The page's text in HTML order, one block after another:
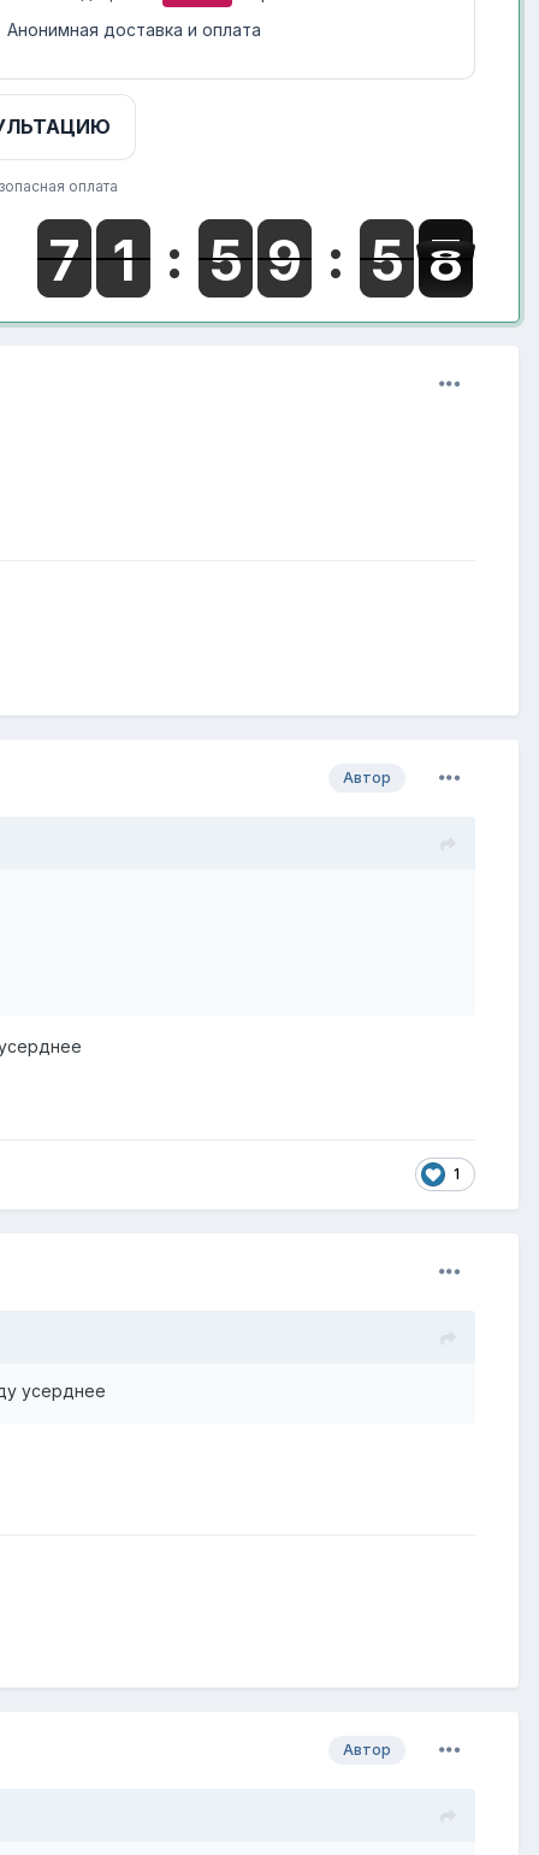
Анонимная доставка и оплата
оплата
Автор
1
усерднее
Автор